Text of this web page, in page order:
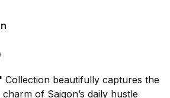
Collection beautifully captures the
of Saigon’s daily hustle